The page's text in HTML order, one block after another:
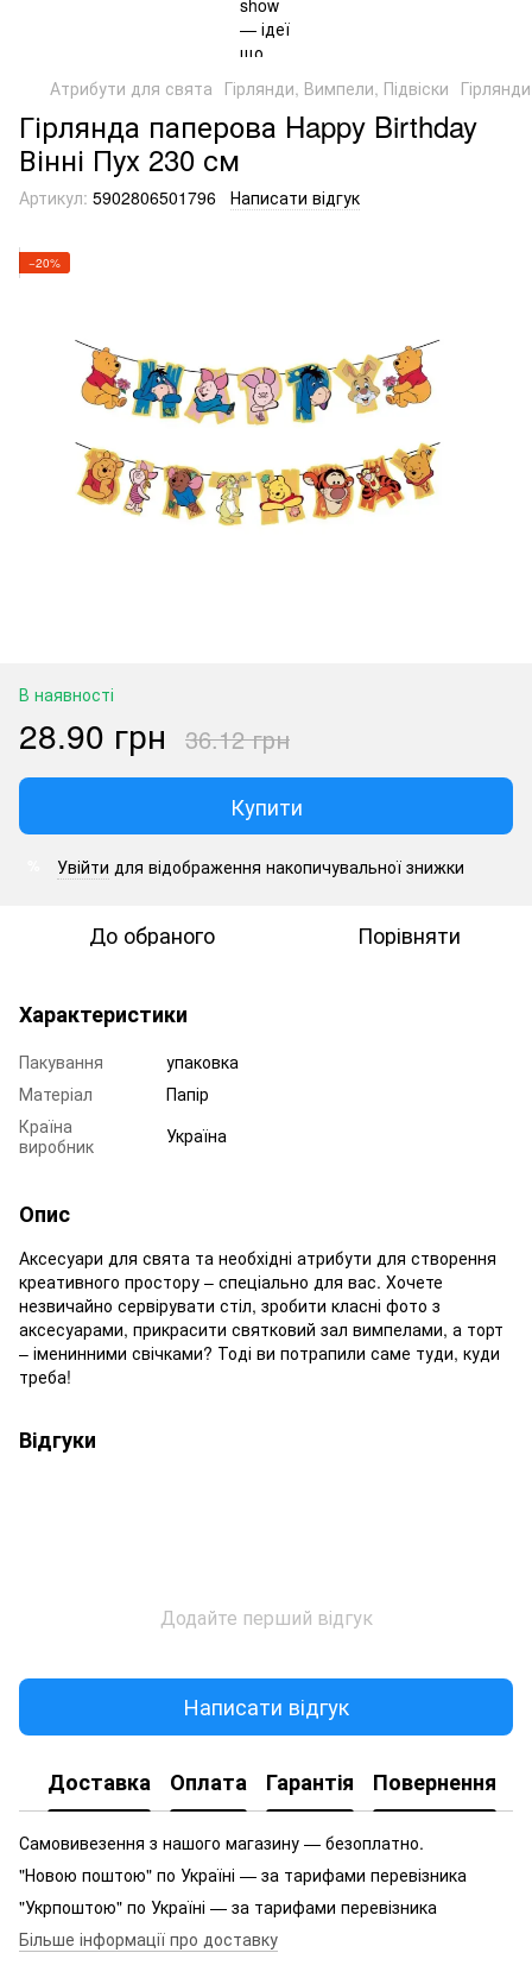
Атрибути для свята Гірлянди, Вимпели, Підвіски Гірлянди
Гірлянда паперова Happy Birthday
Вінні Пух 230 см
Артикул: 5902806501796 Написати відгук
−20%
В наявності
28.90 грн 36.12 грн
Купити
Увійти для відображення накопичувальної знижки
До обраного Порівняти
Характеристики
Пакування
упаковка
Матеріал
Папір
Країна
виробник
Україна
Опис
Аксесуари для свята та необхідні атрибути для створення
креативного простору – спеціально для вас. Хочете
незвичайно сервірувати стіл, зробити класні фото з
аксесуарами, прикрасити святковий зал вимпелами, а торт
– іменинними свічками? Тоді ви потрапили саме туди, куди
треба!
Відгуки
Додайте перший відгук
Написати відгук
Доставка Оплата Гарантія Повернення
Самовивезення з нашого магазину — безоплатно.
"Новою поштою" по Україні — за тарифами перевізника
"Укрпоштою" по Україні — за тарифами перевізника
Більше інформації про доставку